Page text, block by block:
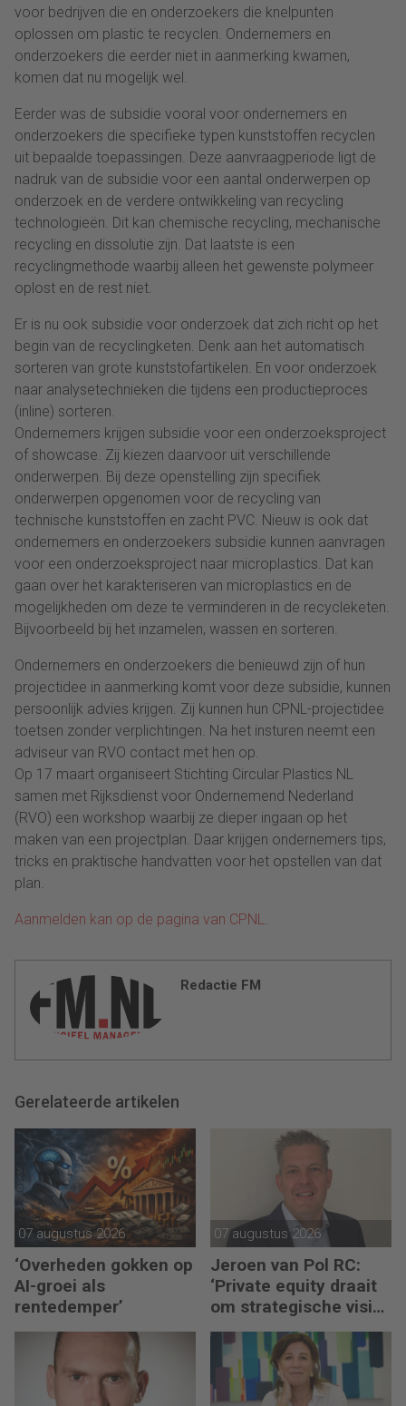
voor bedrijven die en onderzoekers die knelpunten
oplossen om plastic te recyclen. Ondernemers en
onderzoekers die eerder niet in aanmerking kwamen,
komen dat nu mogelijk wel.
Eerder was de subsidie vooral voor ondernemers en
onderzoekers die specifieke typen kunststoffen recyclen
uit bepaalde toepassingen. Deze aanvraagperiode ligt de
nadruk van de subsidie voor een aantal onderwerpen op
onderzoek en de verdere ontwikkeling van recycling
technologieën. Dit kan chemische recycling, mechanische
recycling en dissolutie zijn. Dat laatste is een
recyclingmethode waarbij alleen het gewenste polymeer
oplost en de rest niet.
Er is nu ook subsidie voor onderzoek dat zich richt op het
begin van de recyclingketen. Denk aan het automatisch
sorteren van grote kunststofartikelen. En voor onderzoek
naar analysetechnieken die tijdens een productieproces
(inline) sorteren.
Ondernemers krijgen subsidie voor een onderzoeksproject
of showcase. Zij kiezen daarvoor uit verschillende
onderwerpen. Bij deze openstelling zijn specifiek
onderwerpen opgenomen voor de recycling van
technische kunststoffen en zacht PVC. Nieuw is ook dat
ondernemers en onderzoekers subsidie kunnen aanvragen
voor een onderzoeksproject naar microplastics. Dat kan
gaan over het karakteriseren van microplastics en de
mogelijkheden om deze te verminderen in de recycleketen.
Bijvoorbeeld bij het inzamelen, wassen en sorteren.
Ondernemers en onderzoekers die benieuwd zijn of hun
projectidee in aanmerking komt voor deze subsidie, kunnen
persoonlijk advies krijgen. Zij kunnen hun CPNL-projectidee
toetsen zonder verplichtingen. Na het insturen neemt een
adviseur van RVO contact met hen op.
Op 17 maart organiseert Stichting Circular Plastics NL
samen met Rijksdienst voor Ondernemend Nederland
(RVO) een workshop waarbij ze dieper ingaan op het
maken van een projectplan. Daar krijgen ondernemers tips,
tricks en praktische handvatten voor het opstellen van dat
plan.
Aanmelden kan op de pagina van CPNL
Redactie FM
Gerelateerde artikelen
07 augustus 2026
‘Overheden gokken op
AI-groei als
rentedemper’
07 augustus 2026
Jeroen van Pol RC:
‘Private equity draait
om strategische visie
én operational
excellence’